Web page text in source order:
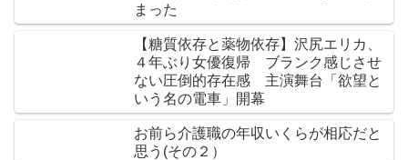
まった
【糖質依存と薬物依存】沢尻エリカ、
４年ぶり女優復帰 ブランク感じさせ
ない圧倒的存在感 主演舞台「欲望と
いう名の電車」開幕
お前ら介護職の年収いくらが相応だと
思う(その２）